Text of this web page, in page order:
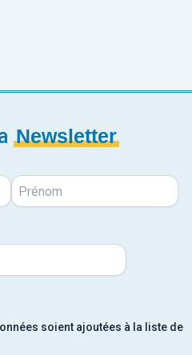
Newsletter
soient ajoutées à la liste de